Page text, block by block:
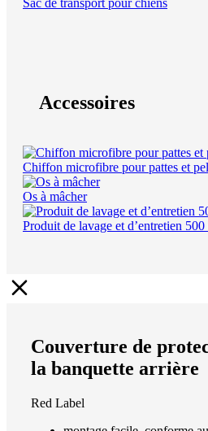
Accessoires
Chiffon microfibre pour pattes et
Os à mâcher
Produit de lavage et d’entretien
Couverture de
la banquette arrière
Red Label